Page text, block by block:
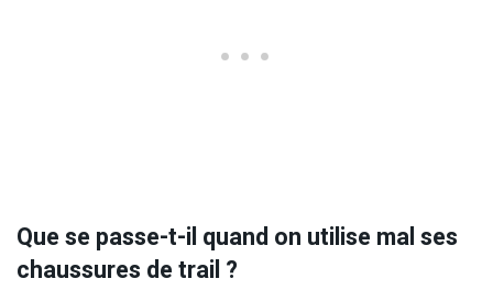
Que se passe-t-il quand on utilise mal ses
chaussures de trail ?